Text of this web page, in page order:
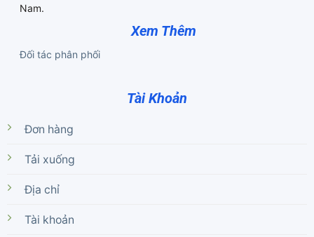
Nam.
Xem Thêm
Đối tác phân phối
Tài Khoản
Đơn hàng
Tải xuống
Địa chỉ
Tài khoản